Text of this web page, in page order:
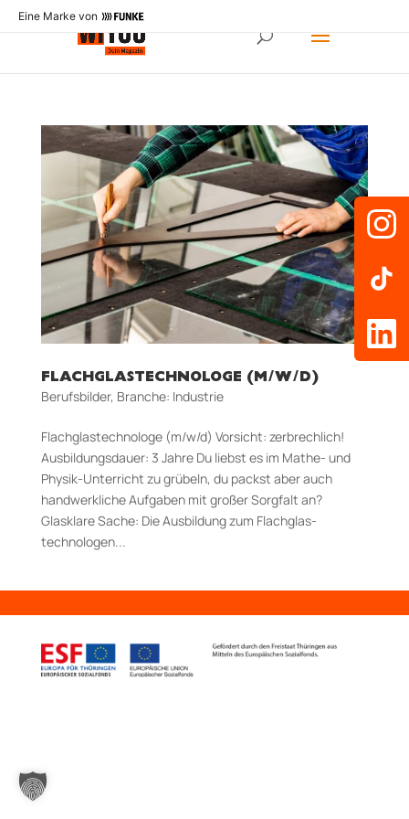
Eine Marke von
FLACHGLASTECHNOLOGE (M/W/D)
Berufsbilder, Branche: Industrie
Flach­glas­techno­loge (m/w/d) Vorsicht: zerbrechlich!
Ausbildungsdauer: 3 Jahre Du liebst es im Mathe- und
Physik-Unterricht zu grübeln, du packst aber auch
handwerkliche Aufgaben mit großer Sorg­falt an?
Glasklare Sache: Die Aus­bildung zum Flachglas­
technologen...